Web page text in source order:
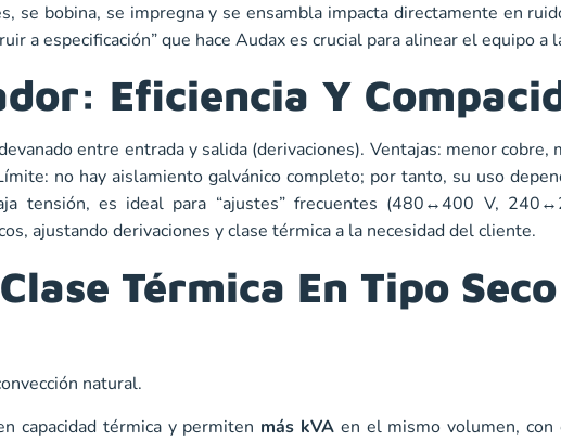
se bobina, se impregna y se ensambla impacta directamente en
a especificación” que hace Audax es crucial para alinear el equipo a
Eficiencia Y
entre entrada y salida (derivaciones). Ventajas: menor cobre,
no hay aislamiento galvánico completo; por tanto, su uso
tensión, es ideal para “ajustes” frecuentes (480↔400 V,
ajustando derivaciones y clase térmica a la necesidad del cliente.
Térmica En Tipo Seco
natural.
capacidad térmica y permiten más kVAen el mismo volumen,